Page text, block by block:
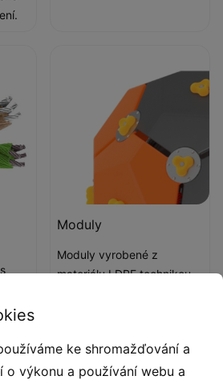
Moduly
Moduly vyrobené z
materiálu LDPE technikou
ke shromažďování a
o výkonu a používání webu a